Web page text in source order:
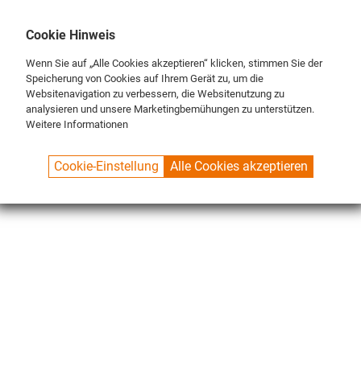
SPUELBOY.DE SHOP CLASSIC LINE
Cookie Hinweis
Wenn Sie auf „Alle Cookies akzeptieren“ klicken, stimmen Sie der
Speicherung von Cookies auf Ihrem Gerät zu, um die
Websitenavigation zu verbessern, die Websitenutzung zu
analysieren und unsere Marketingbemühungen zu unterstützen.
Weitere Informationen
Cookie-Einstellung Alle Cookies akzeptieren